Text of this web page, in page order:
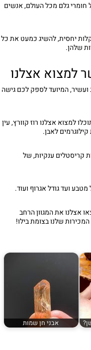
חומרי גלם מכל העולם, אנשים
יחסית, להשיג כמעט את כל
שלהן.
למצוא אצלנו
ועשיר, המיועד לספק לכם גישה
למצוא אצלנו רוז קוורץ, עין
לאבן.
קריסטלים ענקיות, של
ועד גודל אגרוף ועוד.
אצלנו את המגוון הרחב
שלנו בצומת בילו!
אבני חן שמות